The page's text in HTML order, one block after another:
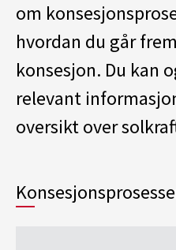
om
hvordan du går
konsesjon. Du kan
relevant
oversikt over